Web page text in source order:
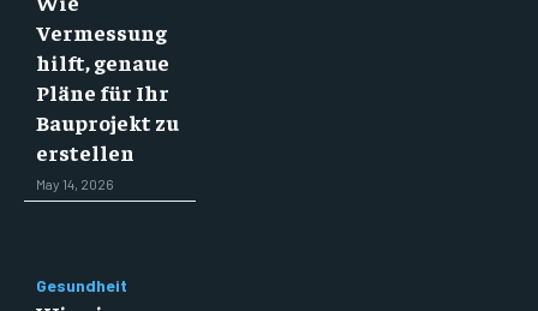
Vermessung
hilft, genaue
Pläne für Ihr
Bauprojekt zu
erstellen
May 14, 2026
Gesundheit